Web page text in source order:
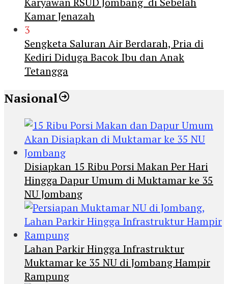
Kamar Jenazah
3
Sengketa Saluran Air Berdarah, Pria di
Kediri Diduga Bacok Ibu dan Anak
Tetangga
Nasional
Disiapkan 15 Ribu Porsi Makan Per Hari
Hingga Dapur Umum di Muktamar ke 35
NU Jombang
Lahan Parkir Hingga Infrastruktur
Muktamar ke 35 NU di Jombang Hampir
Rampung